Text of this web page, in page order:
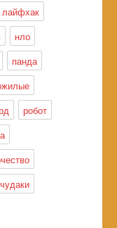
лайфхак
нло
панда
робот
чудаки